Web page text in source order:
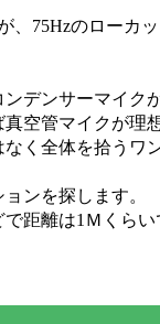
、75Hzのローカ
デンサーマイク
空管マイクが理想
く全体を拾うワ
ンを探します。
距離は1Ｍくらい